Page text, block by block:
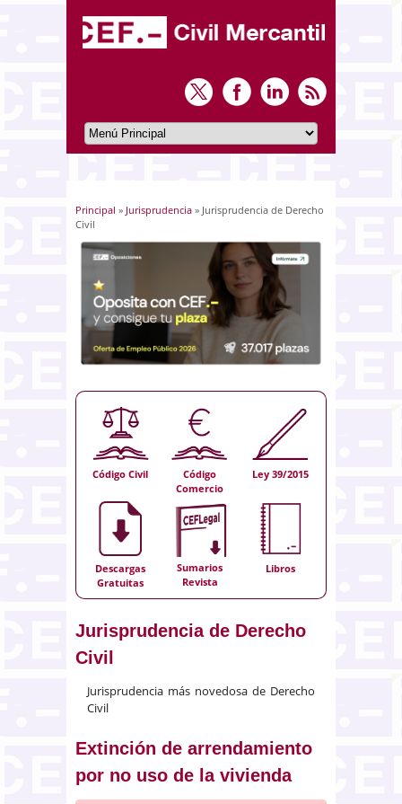
Usted está aquí
Principal » Jurisprudencia » Jurisprudencia de Derecho
Civil
Código Civil
Código
Comercio
Ley 39/2015
Descargas
Gratuitas
Sumarios
Revista
Libros
Jurisprudencia de Derecho
Civil
Jurisprudencia más novedosa de Derecho
Civil
Extinción de arrendamiento
por no uso de la vivienda